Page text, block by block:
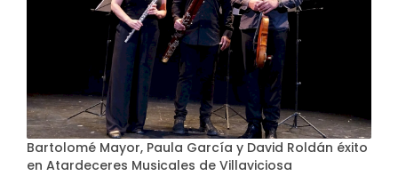
Bartolomé Mayor, Paula García y David Roldán éxito
en Atardeceres Musicales de Villaviciosa